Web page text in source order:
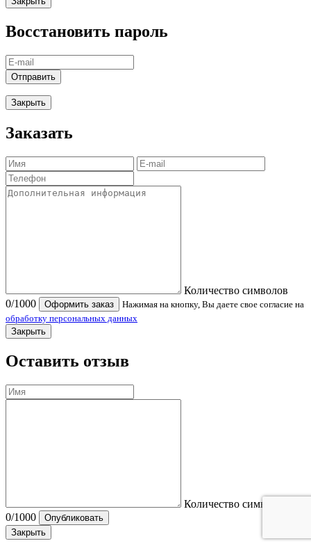
Восстановить пароль
Отправить
Закрыть
Заказать
Количество символов
0/1000 Оформить заказ
Нажимая на кнопку, Вы даете свое согласие на
обработку персональных данных
Закрыть
Оставить отзыв
Количество символов
0/1000
Опубликовать
Закрыть